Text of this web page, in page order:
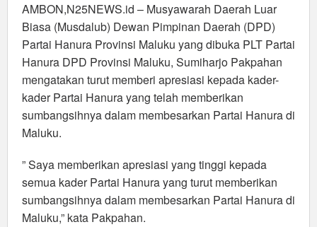
AMBON,N25NEWS.id – Musyawarah Daerah Luar
Biasa (Musdalub) Dewan Pimpinan Daerah (DPD)
Partai Hanura Provinsi Maluku yang dibuka PLT Partai
Hanura DPD Provinsi Maluku, Sumiharjo Pakpahan
mengatakan turut memberi apresiasi kepada kader-
kader Partai Hanura yang telah memberikan
sumbangsihnya dalam membesarkan Partai Hanura di
Maluku.
” Saya memberikan apresiasi yang tinggi kepada
semua kader Partai Hanura yang turut memberikan
sumbangsihnya dalam membesarkan Partai Hanura di
Maluku,” kata Pakpahan.